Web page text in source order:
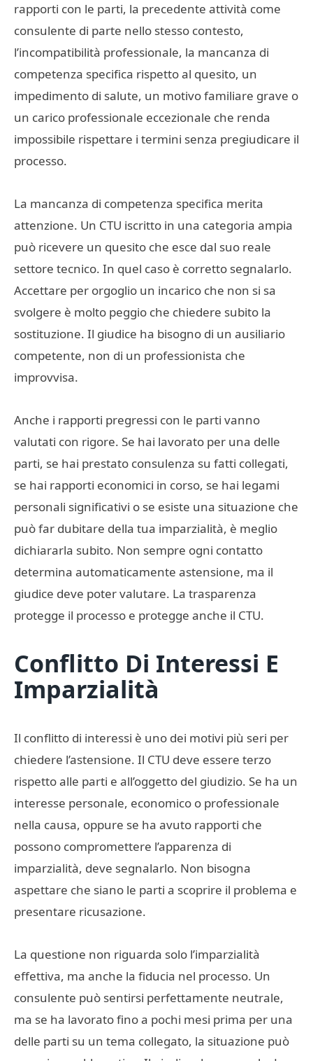
rapporti con le parti, la precedente attività come
consulente di parte nello stesso contesto,
l’incompatibilità professionale, la mancanza di
competenza specifica rispetto al quesito, un
impedimento di salute, un motivo familiare grave o
un carico professionale eccezionale che renda
impossibile rispettare i termini senza pregiudicare il
processo.
La mancanza di competenza specifica merita
attenzione. Un CTU iscritto in una categoria ampia
può ricevere un quesito che esce dal suo reale
settore tecnico. In quel caso è corretto segnalarlo.
Accettare per orgoglio un incarico che non si sa
svolgere è molto peggio che chiedere subito la
sostituzione. Il giudice ha bisogno di un ausiliario
competente, non di un professionista che
improvvisa.
Anche i rapporti pregressi con le parti vanno
valutati con rigore. Se hai lavorato per una delle
parti, se hai prestato consulenza su fatti collegati,
se hai rapporti economici in corso, se hai legami
personali significativi o se esiste una situazione che
può far dubitare della tua imparzialità, è meglio
dichiararla subito. Non sempre ogni contatto
determina automaticamente astensione, ma il
giudice deve poter valutare. La trasparenza
protegge il processo e protegge anche il CTU.
Conflitto Di Interessi E
Imparzialità
Il conflitto di interessi è uno dei motivi più seri per
chiedere l’astensione. Il CTU deve essere terzo
rispetto alle parti e all’oggetto del giudizio. Se ha un
interesse personale, economico o professionale
nella causa, oppure se ha avuto rapporti che
possono compromettere l’apparenza di
imparzialità, deve segnalarlo. Non bisogna
aspettare che siano le parti a scoprire il problema e
presentare ricusazione.
La questione non riguarda solo l’imparzialità
effettiva, ma anche la fiducia nel processo. Un
consulente può sentirsi perfettamente neutrale,
ma se ha lavorato fino a pochi mesi prima per una
delle parti su un tema collegato, la situazione può